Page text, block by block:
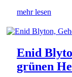
mehr lesen
Enid
grünen